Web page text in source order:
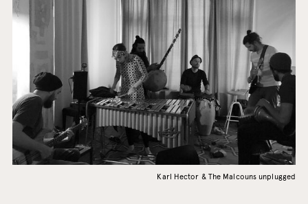
Karl Hector & The Malcouns unplugged